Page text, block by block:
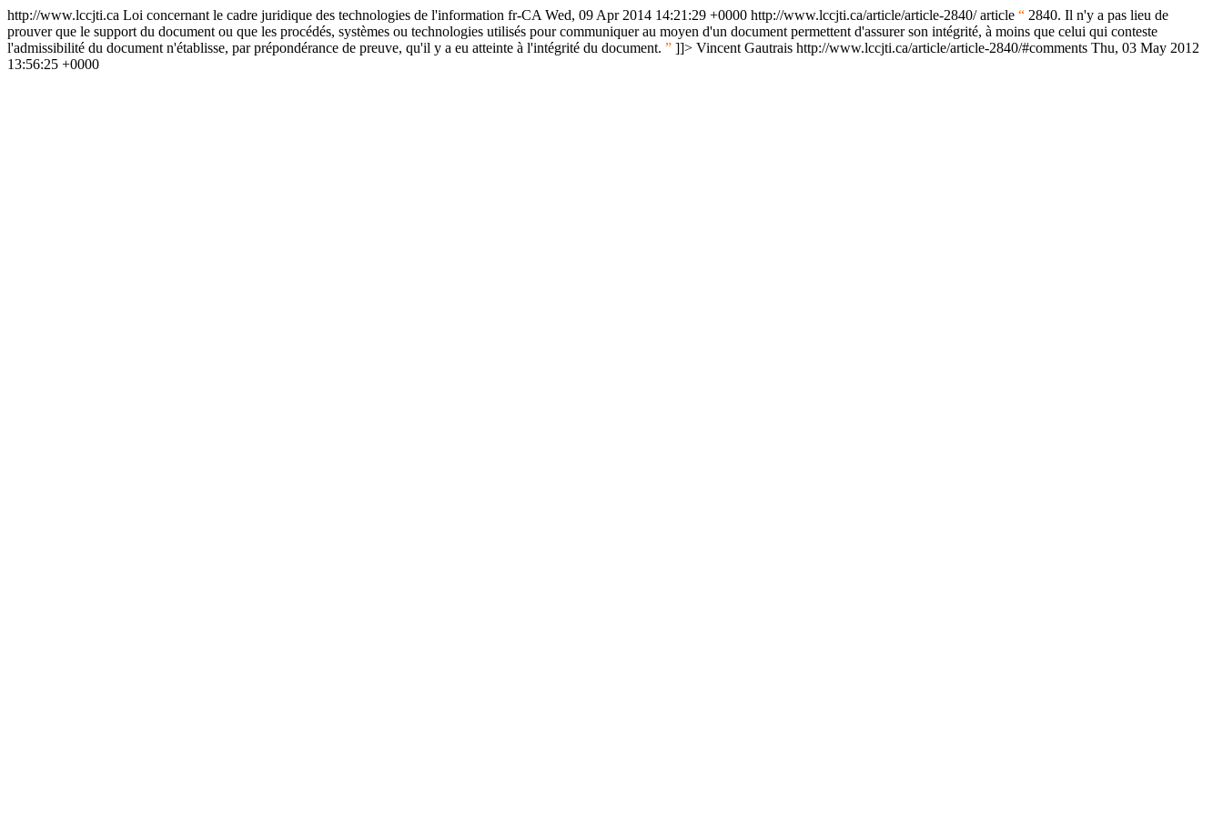
http://www.lccjti.ca Loi concernant le cadre juridique des technologies de l'information fr-CA Wed, 09 Apr 2014 14:21:29 +0000 http://www.lccjti.ca/article/article-2840/article “ 2840. Il n'y a pas lieu de
prouver que le support du document ou que les procédés, systèmes ou technologies utilisés pour communiquer au moyen d'un document permettent d'assurer son intégrité, à moins que celui qui conteste
l'admissibilité du document n'établisse, par prépondérance de preuve, qu'il y a eu atteinte à l'intégrité du document. ” ]]> Vincent Gautrais http://www.lccjti.ca/article/article-2840/#comments Thu, 03 May 2012
13:56:25 +0000